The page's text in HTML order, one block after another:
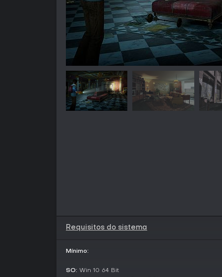
Requisitos do sistema
Mínimo:
SO: Win 10 64 Bit